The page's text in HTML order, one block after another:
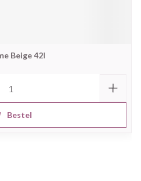
Beige 42l
Bestel